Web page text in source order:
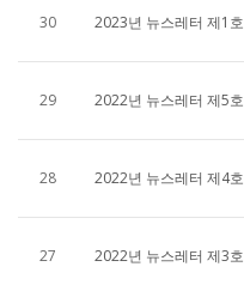
30 2023년 뉴스레터 제1호
29 2022년 뉴스레터 제5호
28 2022년 뉴스레터 제4호
27 2022년 뉴스레터 제3호